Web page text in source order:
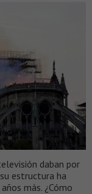
daban por
estructura ha
más. ¿Cómo